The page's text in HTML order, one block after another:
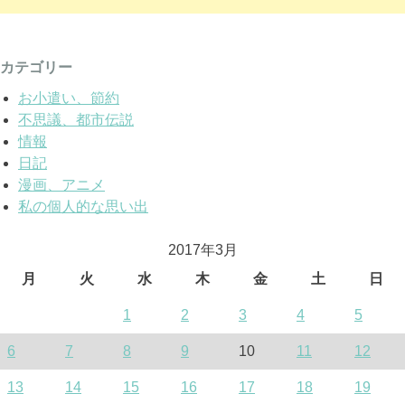
カテゴリー
お小遣い、節約
不思議、都市伝説
情報
日記
漫画、アニメ
私の個人的な思い出
2017年3月
月
火 水 木 金 土 日
1 2 3 4 5
6 7 8 9 10 11 12
13 14 15 16 17 18 19